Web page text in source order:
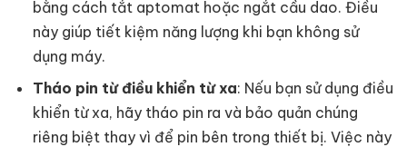
bằng cách tắt aptomat hoặc ngắt cầu dao. Điều
này giúp tiết kiệm năng lượng khi bạn không sử
dụng máy.
Tháo pin từ điều khiển từ xa: Nếu bạn sử dụng điều
khiển từ xa, hãy tháo pin ra và bảo quản chúng
riêng biệt thay vì để pin bên trong thiết bị. Việc này